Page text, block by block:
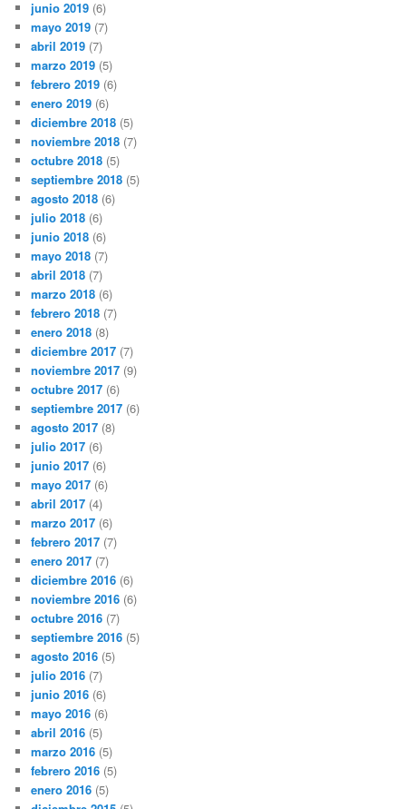
junio 2019 (6)
mayo 2019 (7)
abril 2019 (7)
marzo 2019 (5)
febrero 2019 (6)
enero 2019 (6)
diciembre 2018 (5)
noviembre 2018 (7)
octubre 2018 (5)
septiembre 2018 (5)
agosto 2018 (6)
julio 2018 (6)
junio 2018 (6)
mayo 2018 (7)
abril 2018 (7)
marzo 2018 (6)
febrero 2018 (7)
enero 2018 (8)
diciembre 2017 (7)
noviembre 2017 (9)
octubre 2017 (6)
septiembre 2017 (6)
agosto 2017 (8)
julio 2017 (6)
junio 2017 (6)
mayo 2017 (6)
abril 2017 (4)
marzo 2017 (6)
febrero 2017 (7)
enero 2017 (7)
diciembre 2016 (6)
noviembre 2016 (6)
octubre 2016 (7)
septiembre 2016 (5)
agosto 2016 (5)
julio 2016 (7)
junio 2016 (6)
mayo 2016 (6)
abril 2016 (5)
marzo 2016 (5)
febrero 2016 (5)
enero 2016 (5)